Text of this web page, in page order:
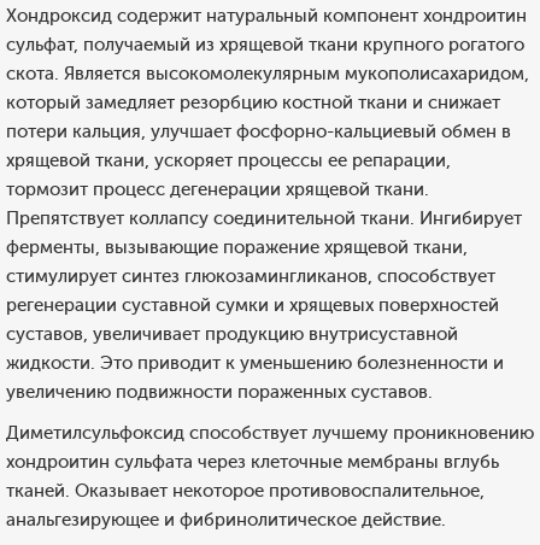
Хондроксид содержит натуральный компонент хондроитин
сульфат, получаемый из хрящевой ткани крупного рогатого
скота. Является высокомолекулярным мукополисахаридом,
который замедляет резорбцию костной ткани и снижает
потери кальция, улучшает фосфорно-кальциевый обмен в
хрящевой ткани, ускоряет процессы ее репарации,
тормозит процесс дегенерации хрящевой ткани.
Препятствует коллапсу соединительной ткани. Ингибирует
ферменты, вызывающие поражение хрящевой ткани,
стимулирует синтез глюкозамингликанов, способствует
регенерации суставной сумки и хрящевых поверхностей
суставов, увеличивает продукцию внутрисуставной
жидкости. Это приводит к уменьшению болезненности и
увеличению подвижности пораженных суставов.
Диметилсульфоксид способствует лучшему проникновению
хондроитин сульфата через клеточные мембраны вглубь
тканей. Оказывает некоторое противовоспалительное,
анальгезирующее и фибринолитическое действие.